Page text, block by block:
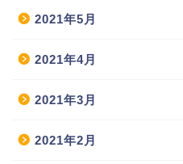
2021年5月
2021年4月
2021年3月
2021年2月